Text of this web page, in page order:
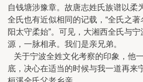
自钱塘涉豫章。故唐志姓氏族谱以柔
全氏也有近似相同的记载，“全氏之
阳太守柔始”。可见，大湘西全氏与
源，一脉相承。我们是亲兄弟。
关于宁波全姓文化考察的印象，他
底，决心在适当的时候与我一道再来